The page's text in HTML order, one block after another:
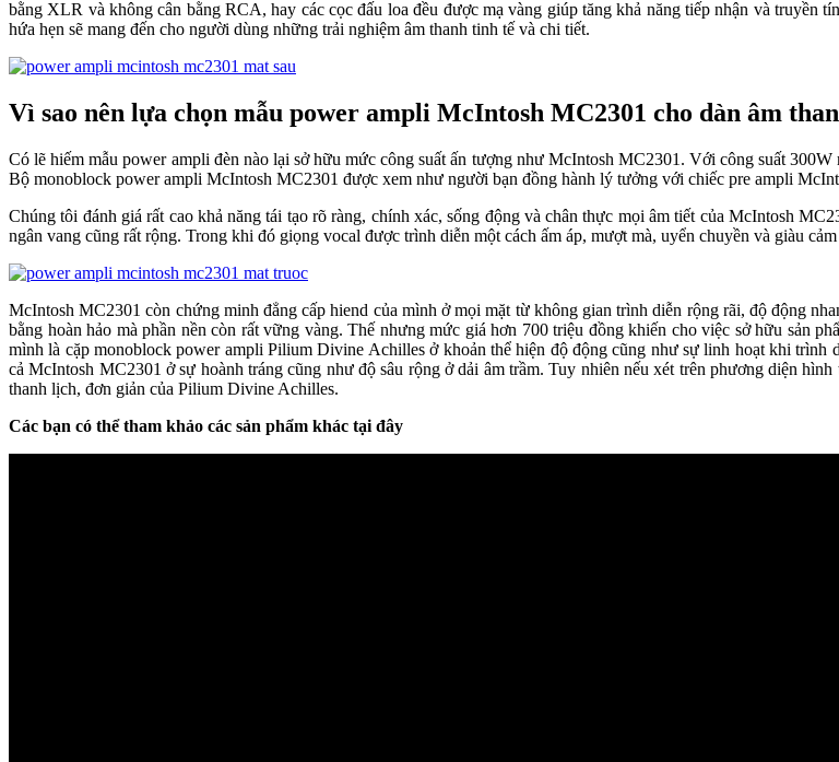
bằng XLR và không cân bằng RCA, hay các cọc đấu loa đều được mạ vàng giúp tăng khả năng tiếp nhận và truyền
hứa hẹn sẽ mang đến cho người dùng những trải nghiệm âm thanh tinh tế và chi tiết.
Vì sao nên lựa chọn mẫu power ampli McIntosh MC2301 cho dàn âm
Có lẽ hiếm mẫu power ampli đèn nào lại sở hữu mức công suất ấn tượng như McIntosh MC2301. Với công suất
Bộ monoblock power ampli McIntosh MC2301 được xem như người bạn đồng hành lý tưởng với chiếc pre ampli
Chúng tôi đánh giá rất cao khả năng tái tạo rõ ràng, chính xác, sống động và chân thực mọi âm tiết của McIntosh
ngân vang cũng rất rộng. Trong khi đó giọng vocal được trình diễn một cách ấm áp, mượt mà, uyển chuyền và giàu
McIntosh MC2301 còn chứng minh đẳng cấp hiend của mình ở mọi mặt từ không gian trình diễn rộng rãi, độ động
bằng hoàn hảo mà phần nền còn rất vững vàng. Thế nhưng mức giá hơn 700 triệu đồng khiến cho việc sở hữu sản
mình là cặp monoblock power ampli Pilium Divine Achilles ở khoản thể hiện độ động cũng như sự linh hoạt khi
cả McIntosh MC2301 ở sự hoành tráng cũng như độ sâu rộng ở dải âm trầm. Tuy nhiên nếu xét trên phương diện
thanh lịch, đơn giản của Pilium Divine Achilles.
Các bạn có thể tham khảo các sản phẩm khác tại đây